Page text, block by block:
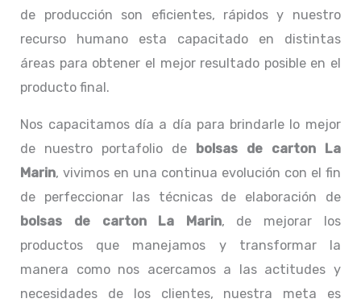
de producción son eficientes, rápidos y nuestro
recurso humano esta capacitado en distintas
áreas para obtener el mejor resultado posible en el
producto final.
Nos capacitamos día a día para brindarle lo mejor
de nuestro portafolio de
bolsas de carton La
Marin, vivimos en una continua evolución con el fin
de perfeccionar las técnicas de elaboración de
bolsas de carton La Marin, de mejorar los
productos que manejamos y transformar la
manera como nos acercamos a las actitudes y
necesidades de los clientes, nuestra meta es